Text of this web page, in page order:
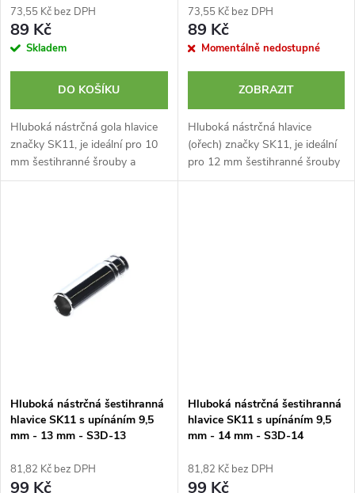
d
u
k
t
o
d
k
t
73,55 Kč bez DPH
89 Kč
Skladem
DO KOŠÍKU
Hluboká nástrčná gola hlavice
značky SK11, je ideální pro 10
mm šestihranné šrouby a
matice v těsných a
73,55 Kč bez DPH
89 Kč
Momentálně nedostupné
ZOBRAZIT
Hluboká nástrčná hlavice
(ořech) značky SK11, je ideální
pro 12 mm šestihranné šrouby
a matice v těsných a
Hluboká nástrčná šestihranná
hlavice SK11 s upínáním 9,5
mm - 13 mm - S3D-13
81,82 Kč bez DPH
99 Kč
Hluboká nástrčná šestihranná
hlavice SK11 s upínáním 9,5
mm - 14 mm - S3D-14
81,82 Kč bez DPH
99 Kč